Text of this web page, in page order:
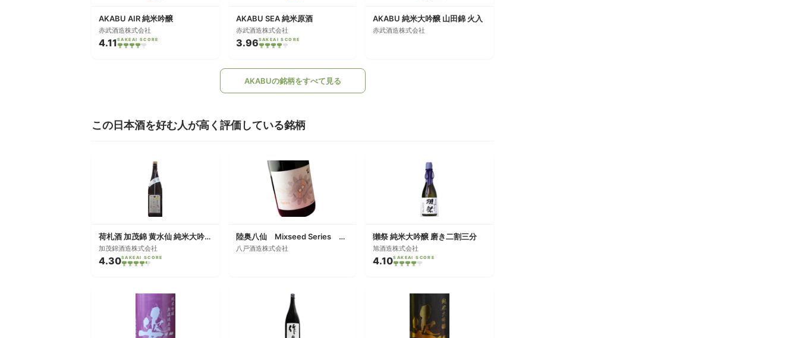
AKABU AIR 純米吟醸
赤武酒造株式会社
4.11SAKEAI SCORE
AKABU SEA 純米原酒
赤武酒造株式会社
3.96SAKEAI SCORE
AKABU 純米大吟醸 山田錦 火入
赤武酒造株式会社
AKABUの銘柄をすべて見る
この日本酒を好む人が高く評価している銘柄
荷札酒 加茂錦 黄水仙 純米大吟醸 生
加茂錦酒造株式会社
4.30SAKEAI SCORE
陸奥八仙 Mixseed Series Apero
八戸酒造株式会社
獺祭 純米大吟醸 磨き二割三分
旭酒造株式会社
4.10SAKEAI SCORE